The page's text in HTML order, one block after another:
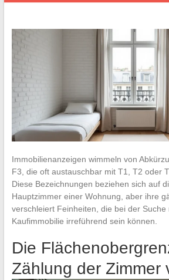
Immobilienanzeigen wimmeln von
F3, die oft austauschbar mit T1, T2 oder
Diese Bezeichnungen beziehen sich auf
Hauptzimmer einer Wohnung, aber ihre
verschleiert Feinheiten, die bei der
Kaufimmobilie irreführend sein können.
Die
Zählung der Zimmer